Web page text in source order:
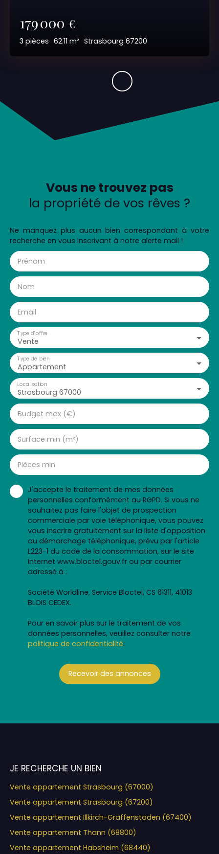
179 000 €
3 pièces 62.11 m² Strasbourg 67200
Vous ne trouvez pas
la propriété de vos rêves ?
Ne manquez plus aucun bien correspondant à votre
recherche en vous inscrivant à notre alerte mail !
Prénom
Nom
Email
Vente
Type d'offre
Appartement
Type de bien
Strasbourg 67000
Localisation
Budget max (€)
Surface min (m²)
Pièces min
J'accepte le traitement de mes données
personnelles conformément au RGPD. Si vous ne
souhaitez pas faire l'objet de prospection
commerciale par voie téléphonique, vous pouvez
vous inscrire gratuitement sur la liste d'opposition
au démarchage téléphonique, prévu par l'article
L223-1 du code de la consommation, sur le site
Internet www.bloctel.gouv.fr ou par courrier
adressé à :
Société Worldline, Service Bloctel, CS 61311, 41013
BLOIS CEDEX.
Pour en savoir plus sur le traitement de vos
données personnelles, veuillez consulter notre
politique de confidentialité.
Recevoir des annonces
JE RECHERCHE UN BIEN
Vente appartement Strasbourg (67000)
Vente appartement Strasbourg (67200)
Vente appartement Illkirch-Graffenstaden (67400)
Vente appartement Thann (68800)
Vente appartement Habsheim (68440)